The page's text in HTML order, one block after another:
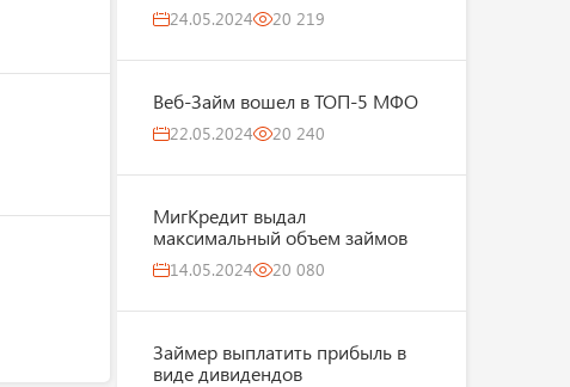
24.05.2024 20 219
Веб-Займ вошел в ТОП-5 МФО
22.05.2024 20 240
МигКредит выдал
максимальный объем займов
14.05.2024 20 080
Займер выплатить прибыль в
виде дивидендов